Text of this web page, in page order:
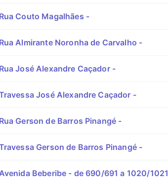
Couto Magalhães -
Almirante Noronha de Carvalho -
José Alexandre Caçador -
José Alexandre Caçador -
Gerson de Barros Pinangé -
Gerson de Barros Pinangé -
Beberibe - de 690/691 a 1020/1021